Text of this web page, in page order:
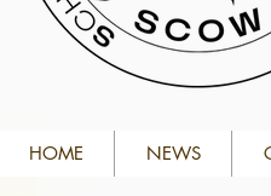
HOME NEWS